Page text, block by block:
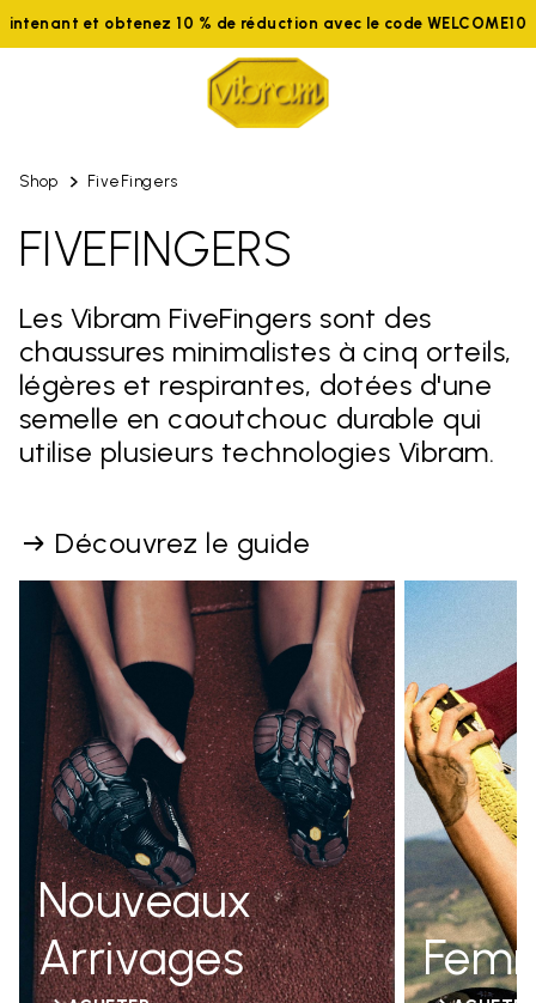
et obtenez 10 % de réduction avec le code WELCOME10
Shop FiveFingers
FIVEFINGERS
Les Vibram FiveFingers sont des
chaussures minimalistes à cinq orteils,
légères et respirantes, dotées d'une
semelle en caoutchouc durable qui
utilise plusieurs technologies Vibram.
Découvrez le guide
Nouveaux
Arrivages